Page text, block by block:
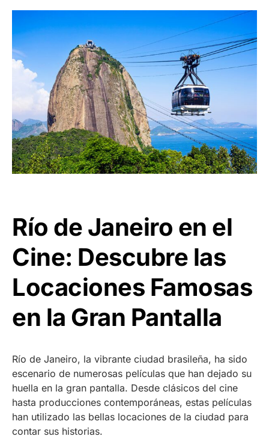
Río de Janeiro en el
Cine: Descubre las
Locaciones Famosas
en la Gran Pantalla
Río de Janeiro, la vibrante ciudad brasileña, ha sido
escenario de numerosas películas que han dejado su
huella en la gran pantalla. Desde clásicos del cine
hasta producciones contemporáneas, estas películas
han utilizado las bellas locaciones de la ciudad para
contar sus historias.